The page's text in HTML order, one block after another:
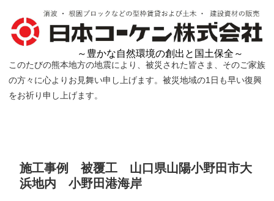
～豊かな自然環境の創出と国土保全～
このたびの熊本地方の地震により、被災された皆さま、そのご家族
の方々に心よりお見舞い申し上げます。被災地域の1日も早い復興
をお祈り申し上げます。
施工事例 被覆工 山口県山陽小野田市大
浜地内 小野田港海岸